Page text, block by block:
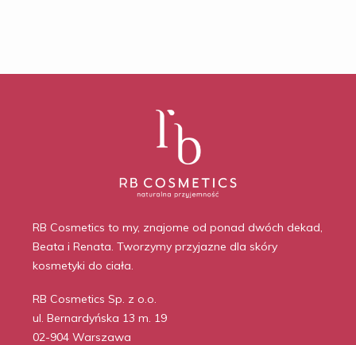
RB Cosmetics to my, znajome od ponad dwóch dekad,
Beata i Renata. Tworzymy przyjazne dla skóry
kosmetyki do ciała.
RB Cosmetics Sp. z o.o.
ul. Bernardyńska 13 m. 19
02-904 Warszawa